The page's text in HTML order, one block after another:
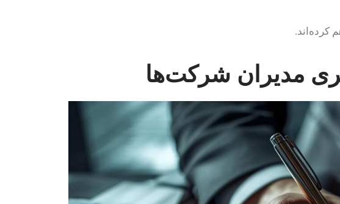
کرده‌اند.
مدیران شرکت‌ها